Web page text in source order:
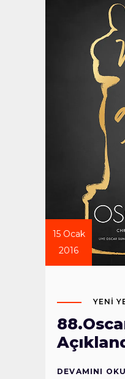
15 Ocak
2016
YENI
DEVAMINI OKU